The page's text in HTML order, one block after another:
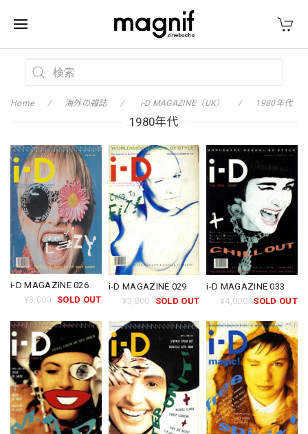
Home 海外の雑誌 i-D MAGAZINE（UK） 1980年代
1980年代
i-D MAGAZINE 026
¥3,000
SOLD OUT
i-D MAGAZINE 029
¥3,800
SOLD OUT
i-D MAGAZINE 033
¥4,000 SOLD OUT